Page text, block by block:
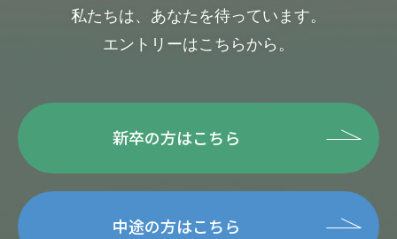
私たちは、あなたを待っています。
エントリーはこちらから。
新卒の方はこちら
中途の方はこちら